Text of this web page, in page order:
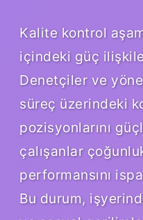
Kalite kontrol
içindeki güç
Denetçiler ve
süreç üzerindeki
pozisyonlarını
çalışanlar
performansını
Bu durum,